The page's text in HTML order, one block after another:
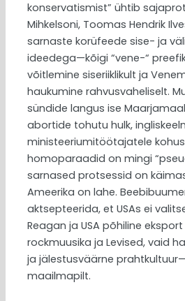
konservatismist” ühtib
Mihkelsoni, Toomas Hendrik
sarnaste korüfeede sise- ja
ideedega—kõigi “vene-“
võitlemine siseriiklikult ja
haukumine rahvusvaheliselt.
sündide langus ise
abortide tohutu hulk,
ministeeriumitöötajatele
homoparaadid on mingi
sarnased protsessid on
Ameerika on lahe.
aktsepteerida, et USAs ei
Reagan ja USA põhiline
rockmuusika ja Levised, vaid
ja jälestusväärne
maailmapilt.